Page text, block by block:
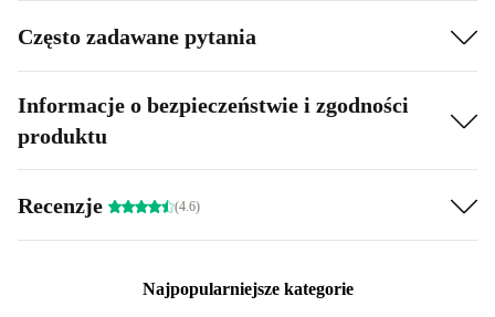
Często zadawane pytania
Informacje o bezpieczeństwie i zgodności
produktu
Recenzje (4.6)
Najpopularniejsze kategorie